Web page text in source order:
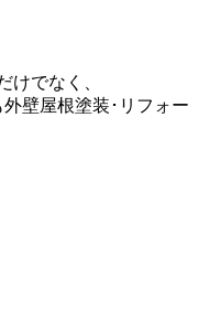
けでなく、
壁屋根塗装･リフォー